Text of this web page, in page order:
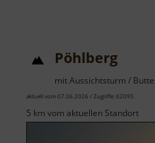
Pöhlberg
mit Aussichtsturm /
aktuell vom 07.06.2026 / Zugriffe: 62095
5 km vom aktuellen Standort